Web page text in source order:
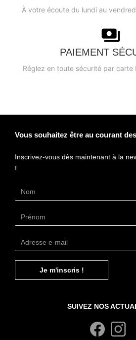
À votre écoute du lundi au
PAIEMENT
Réglez en toute sécurité par carte
Vous souhaitez être au courant
Inscrivez-vous dès maintenant à la
!
Je m'inscris !
SUIVEZ NOS